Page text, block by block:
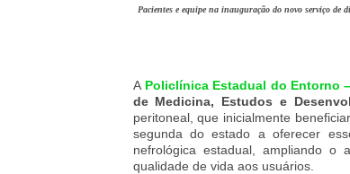
Pacientes e equipe na inauguração do novo serviço
A Policlínica Estadual do Entorno
de Medicina, Estudos e
peritoneal, que inicialmente
segunda do estado a oferecer
nefrológica estadual, ampliando o
qualidade de vida aos usuários.